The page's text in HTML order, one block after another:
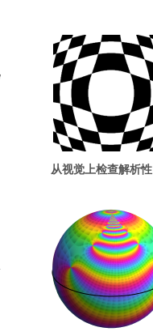
从视觉上检查解析性